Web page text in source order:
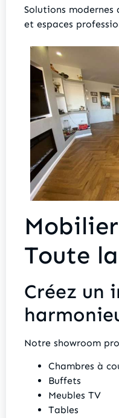
Solutions
et espaces
Toute
Créez un
Notre showroom
Chambres à
Buffets
Meubles TV
Tables